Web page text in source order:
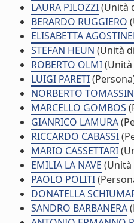
LAURA PILOZZI(Unità
BERARDO RUGGIERO
ELISABETTA
STEFAN HEUN (Unità
ROBERTO OLMI
LUIGI PARETI
NORBERTO
MARCELLO GOMBOS
GIANRICO LAMURA
RICCARDO CABASSI
MARIO CASSETTARI
EMILIA LA NAVE
PAOLO POLITI
DONATELLA
SANDRO BARBANERA